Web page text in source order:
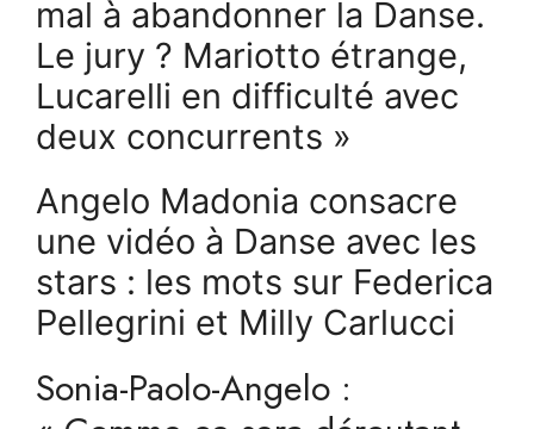
mal à abandonner la Danse.
Le jury ? Mariotto étrange,
Lucarelli en difficulté avec
deux concurrents »
Angelo Madonia consacre
une vidéo à Danse avec les
stars : les mots sur Federica
Pellegrini et Milly Carlucci
Sonia-Paolo-Angelo :